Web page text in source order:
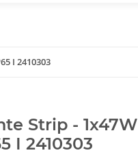
I 2410303
Strip - 1x47W
I 2410303